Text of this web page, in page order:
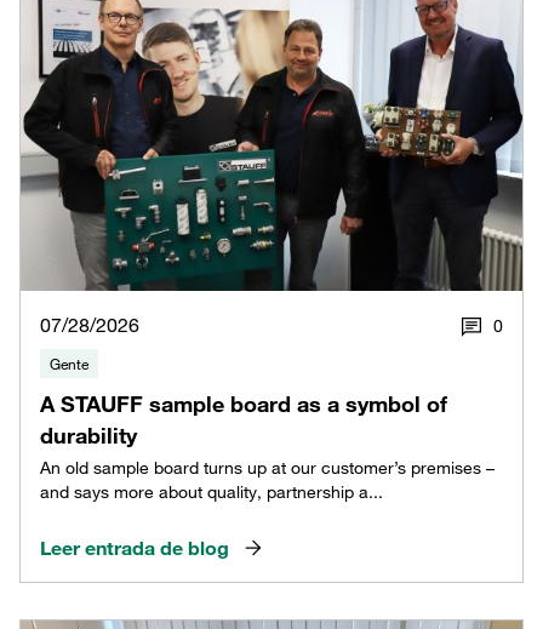
07/28/2026 0
Gente
A STAUFF sample board as a symbol of
durability
An old sample board turns up at our customer’s premises –
and says more about quality, partnership a...
Leer entrada de blog